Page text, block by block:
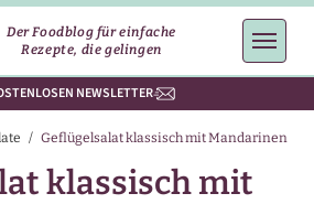
Der Foodblog für einfache
Rezepte, die gelingen
NEWSLETTER
/ Geflügelsalat klassisch mit Mandarinen
klassisch mit